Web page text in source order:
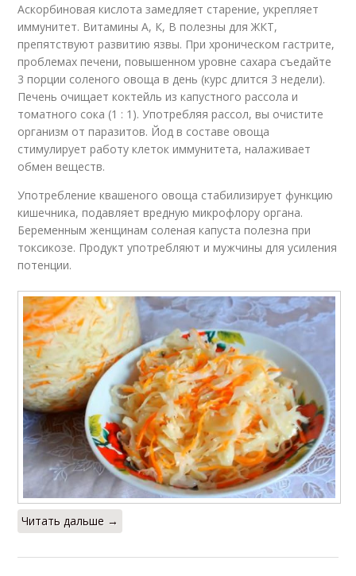
Аскорбиновая кислота замедляет старение, укрепляет
иммунитет. Витамины А, К, В полезны для ЖКТ,
препятствуют развитию язвы. При хроническом гастрите,
проблемах печени, повышенном уровне сахара съедайте
3 порции соленого овоща в день (курс длится 3 недели).
Печень очищает коктейль из капустного рассола и
томатного сока (1 : 1). Употребляя рассол, вы очистите
организм от паразитов. Йод в составе овоща
стимулирует работу клеток иммунитета, налаживает
обмен веществ.
Употребление квашеного овоща стабилизирует функцию
кишечника, подавляет вредную микрофлору органа.
Беременным женщинам соленая капуста полезна при
токсикозе. Продукт употребляют и мужчины для усиления
потенции.
Читать дальше →